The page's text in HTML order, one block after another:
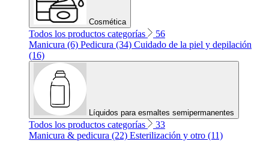
Cosmética
Todos los productos categorías
56
Manicura (6) Pedicura (34) Cuidado de la piel y depilación
(16)
Líquidos para esmaltes semipermanentes
Todos los productos categorías
33
Manicura & pedicura (22) Esterilización y otro (11)